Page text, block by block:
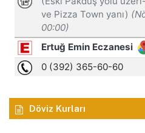
Döviz Kurları